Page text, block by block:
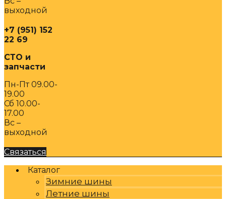
выходной
+7 (951) 152
22 69
СТО и
запчасти
Пн-Пт 09.00-
19.00
Сб 10.00-
17.00
Вс –
выходной
Связаться
Каталог
Зимние шины
Летние шины